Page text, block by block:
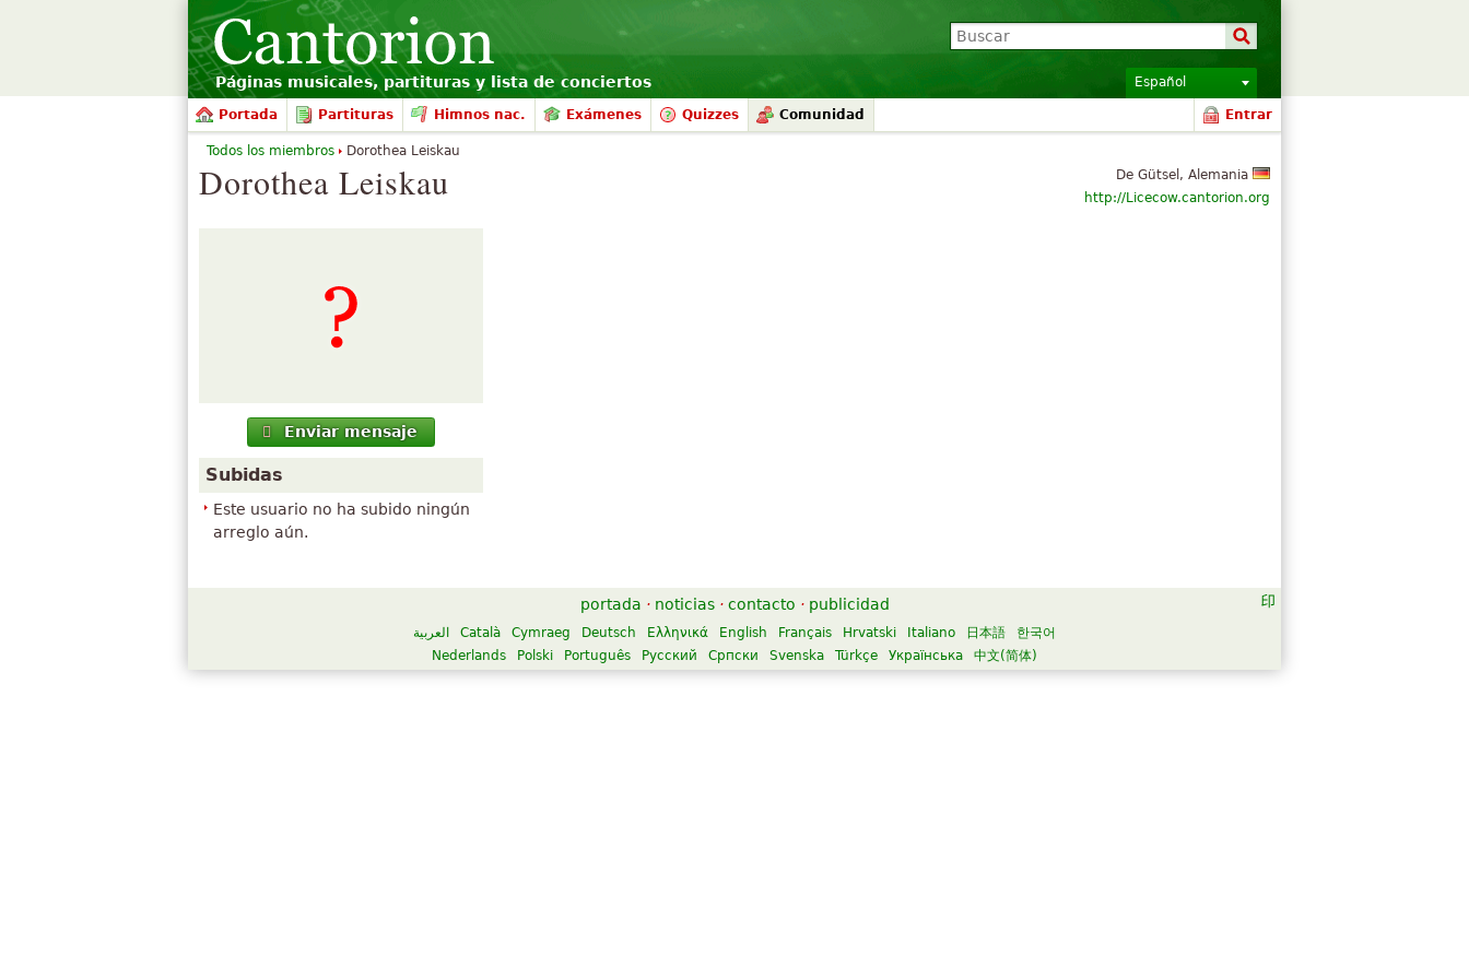
Páginas musicales, partituras y lista de conciertos Español
Portada Partituras Himnos nac. Exámenes Quizzes Comunidad Entrar
De Gütsel, Alemania
http://Licecow.cantorion.org
Dorothea Leiskau
Enviar mensaje
Subidas
Este usuario no ha subido ningún
arreglo aún.
Todos los miembros Dorothea Leiskau
portada · noticias · contacto · publicidad
العربية Català Cymraeg Deutsch Ελληνικά English Français Hrvatski Italiano 日本語
한국어
Nederlands
Polski Português Русский Српски Svenska Türkçe Українська 中文(简体)